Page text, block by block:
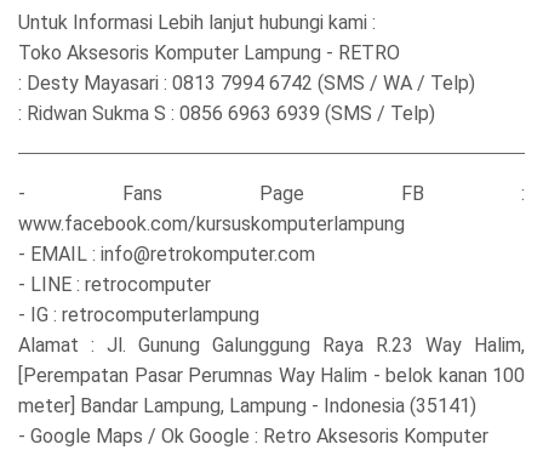
Untuk Informasi Lebih lanjut hubungi kami :
Toko Aksesoris Komputer Lampung - RETRO
: Desty Mayasari : 0813 7994 6742 (SMS / WA / Telp)
: Ridwan Sukma S : 0856 6963 6939 (SMS / Telp)
- Fans Page FB :
www.facebook.com/kursuskomputerlampung
- EMAIL : info@retrokomputer.com
- LINE : retrocomputer
- IG : retrocomputerlampung
Alamat : Jl. Gunung Galunggung Raya R.23 Way Halim,
[Perempatan Pasar Perumnas Way Halim - belok kanan 100
meter] Bandar Lampung, Lampung - Indonesia (35141)
- Google Maps / Ok Google : Retro Aksesoris Komputer